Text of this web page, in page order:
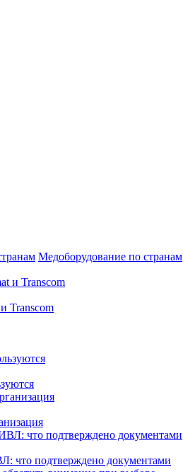
Медоборудование по странам
Transcom
что подтверждено документами